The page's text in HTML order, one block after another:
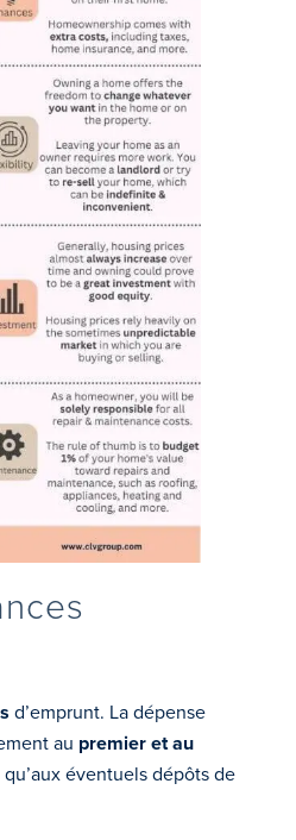
d’emprunt. La dépense
au premier et au
éventuels dépôts de